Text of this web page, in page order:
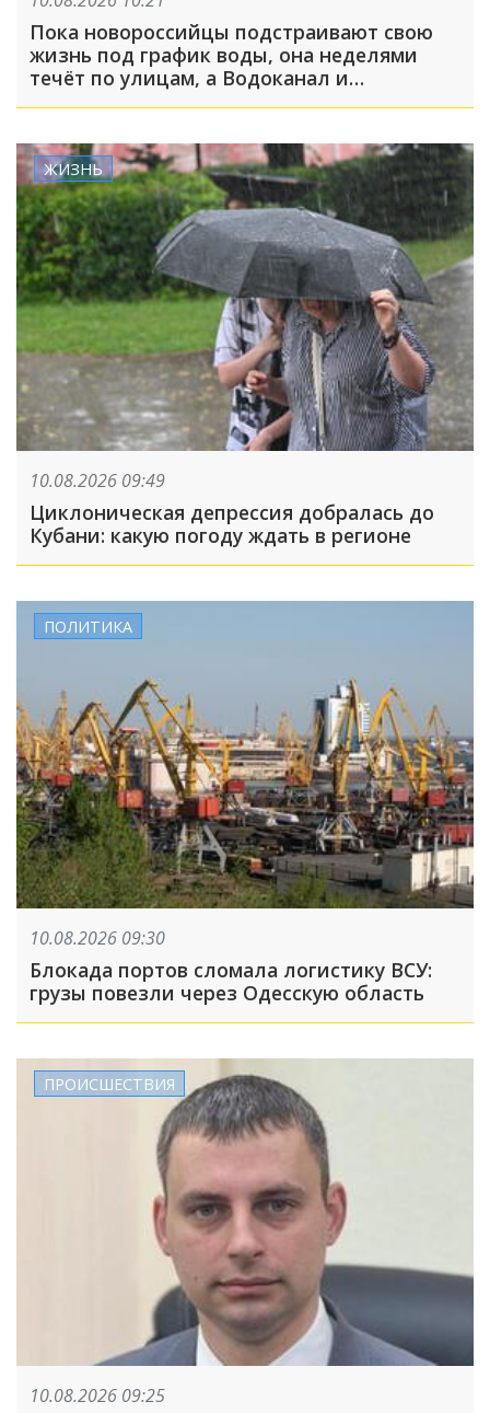
Пока новороссийцы подстраивают свою
жизнь под график воды, она неделями
течёт по улицам, а Водоканал и
Безопасный город не реагируют на
ЖИЗНЬ
10.08.2026 09:49
Циклоническая депрессия добралась до
Кубани: какую погоду ждать в регионе
ПОЛИТИКА
10.08.2026 09:30
Блокада портов сломала логистику ВСУ:
грузы повезли через Одесскую область
ПРОИСШЕСТВИЯ
10.08.2026 09:25